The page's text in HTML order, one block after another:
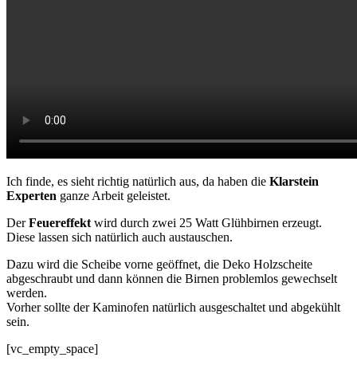
Ich finde, es sieht richtig natürlich aus, da haben die Klarstein
Experten ganze Arbeit geleistet.
DerFeuereffekt wird durch zwei 25 Watt Glühbirnen erzeugt.
Diese lassen sich natürlich auch austauschen.
Dazu wird die Scheibe vorne geöffnet, die Deko Holzscheite
abgeschraubt und dann können die Birnen problemlos gewechselt
werden.
Vorher sollte der Kaminofen natürlich ausgeschaltet und abgekühlt
sein.
[vc_empty_space]